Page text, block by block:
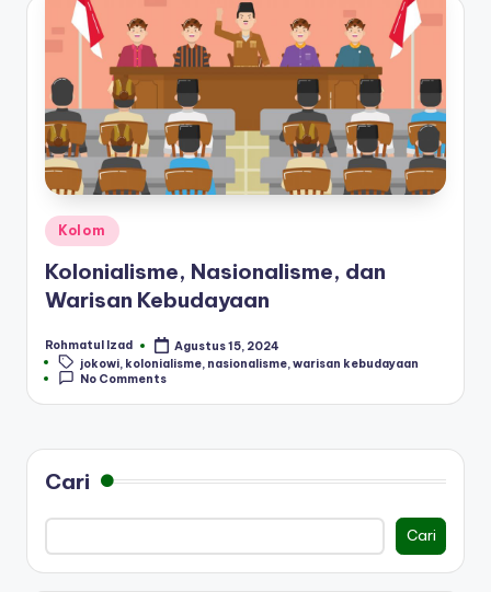
Posted
in
Kolom
Kolonialisme, Nasionalisme, dan
Warisan Kebudayaan
Posted
by
Rohmatul Izad
Agustus 15, 2024
Tags:jokowi kolonialisme nasionalisme ,warisan kebudayaan
No Comments
Cari
Cari